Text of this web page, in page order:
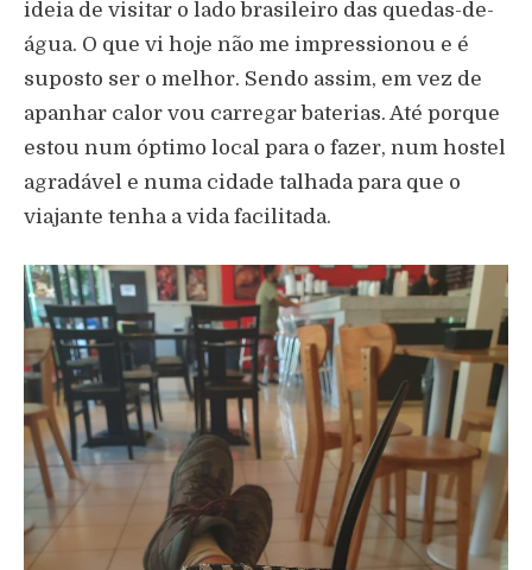
ideia de visitar o lado brasileiro das quedas-de-
água. O que vi hoje não me impressionou e é
suposto ser o melhor. Sendo assim, em vez de
apanhar calor vou carregar baterias. Até porque
estou num óptimo local para o fazer, num hostel
agradável e numa cidade talhada para que o
viajante tenha a vida facilitada.